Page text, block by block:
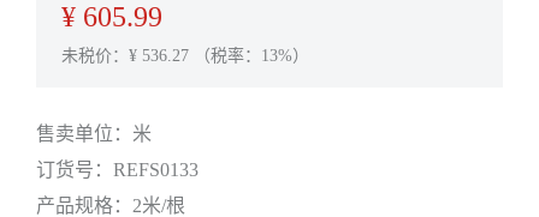
¥ 605.99
未税价：¥ 536.27 （税率：13%）
售卖单位： 米
订货号： REFS0133
产品规格： 2米/根